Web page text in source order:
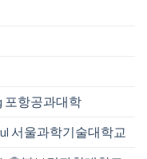
포항공과대학
서울과학기술대학교